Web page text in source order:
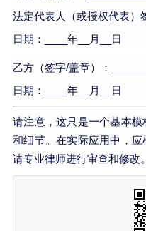
法定代表人（或授权代表）
日期：____年__月__日
乙方（签字/盖章）：
日期：____年__月__日
请注意，这只是一个基本
和细节。在实际应用中，
请专业律师进行审查和修改。